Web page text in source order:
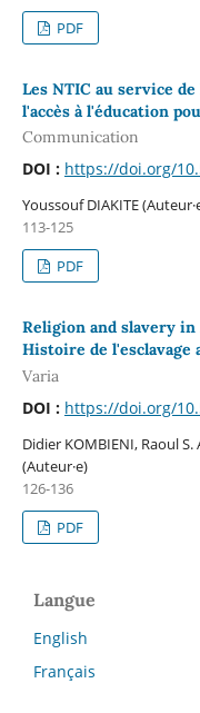
PDF
Les NTIC au service
l'accès à l'éducation
Communication
DOI : https://doi.org/
Youssouf DIAKITE
113-125
PDF
Religion and slavery in
Histoire de l'esclavage
Varia
DOI : https://doi.org/
Didier KOMBIENI, Raoul
(Auteur·e)
126-136
PDF
Langue
English
Français